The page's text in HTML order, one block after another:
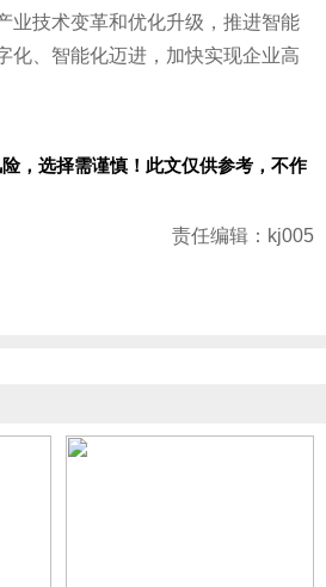
业技术变革和优化升级，推进智能
化、智能化迈进，加快实现企业高
，选择需谨慎！此文仅供参考，不作
责任编辑：kj005